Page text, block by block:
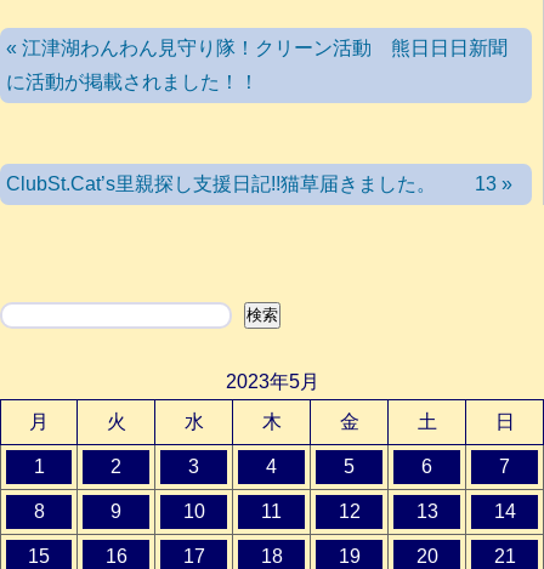
« 江津湖わんわん見守り隊！クリーン活動 熊日日日新聞
に活動が掲載されました！！
ClubSt.Cat’s里親探し支援日記!!猫草届きました。 13 »
検索 検索
2023年5月
月
火 水 木 金 土 日
1 2 3 4 5 6 7
8 9 10 11 12 13 14
15 16 17 18 19 20 21